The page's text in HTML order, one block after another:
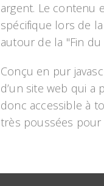
argent. Le contenu
spécifique lors de
autour de la "Fin
Conçu en pur
d’un site web qui
donc accessible à
très poussées pour